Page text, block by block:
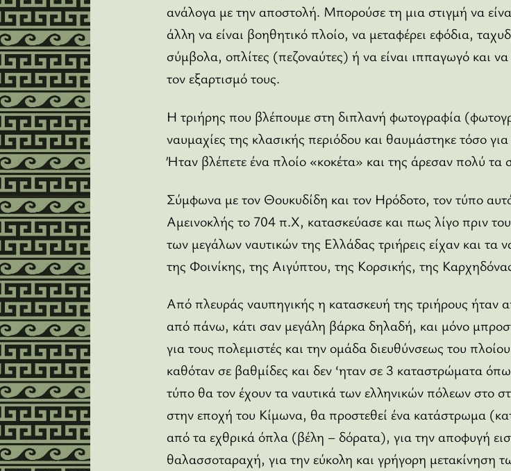
ανάλογα με την αποστολή. Μπορούσε τη μια στιγμή να
άλλη να είναι βοηθητικό πλοίο, να μεταφέρει εφόδια,
σύμβολα, οπλίτες (πεζοναύτες) ή να είναι ιππαγωγό και
τον εξαρτισμό τους.
Η τριήρης που βλέπουμε στη διπλανή φωτογραφία
ναυμαχίες της κλασικής περιόδου και θαυμάστηκε τόσο
Ήταν βλέπετε ένα πλοίο «κοκέτα» και της άρεσαν πολύ τα
Σύμφωνα με τον Θουκυδίδη και τον Ηρόδοτο, τον τύπο
Αμεινοκλής το 704 π.Χ, κατασκεύασε και πως λίγο πριν
των μεγάλων ναυτικών της Ελλάδας τριήρεις είχαν και τα
της Φοινίκης, της Αιγύπτου, της Κορσικής, της
Από πλευράς ναυπηγικής η κατασκευή της τριήρους ήταν
από πάνω, κάτι σαν μεγάλη βάρκα δηλαδή, και μόνο
για τους πολεμιστές και την ομάδα διευθύνσεως του
καθόταν σε βαθμίδες και δεν ‘ηταν σε 3 καταστρώματα
τύπο θα τον έχουν τα ναυτικά των ελληνικών πόλεων στο
στην εποχή του Κίμωνα, θα προστεθεί ένα κατάστρωμα
από τα εχθρικά όπλα (βέλη – δόρατα), για την αποφυγή
θαλασσοταραχή, για την εύκολη και γρήγορη μετακίνηση